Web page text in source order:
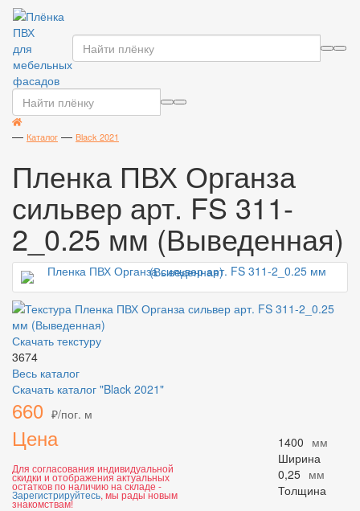
Плёнка
ПВХ
для
мебельных
фасадов
— Каталог — Black 2021
Пленка ПВХ Органза
сильвер арт. FS 311-
2_0.25 мм (Выведенная)
Скачать текстуру
3674
Весь каталог
Скачать каталог "Black 2021"
660 ₽/пог. м
Цена
Для согласования индивидуальной
скидки и отображения актуальных
остатков по наличию на складе -
Зарегистрируйтесь, мы рады новым
знакомствам!
1400 мм
Ширина
0,25 мм
Толщина